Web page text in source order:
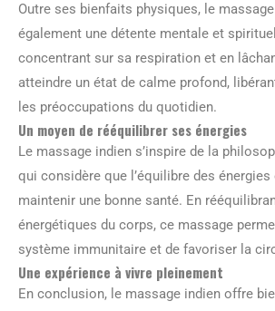
Outre ses bienfaits physiques, le
également une détente mentale et
concentrant sur sa respiration et en
atteindre un état de calme profond,
les préoccupations du quotidien.
Un moyen de rééquilibrer ses énergies
Le massage indien s’inspire de la
qui considère que l’équilibre des
maintenir une bonne santé. En
énergétiques du corps, ce massage
système immunitaire et de favoriser la
Une expérience à vivre pleinement
En conclusion, le massage indien offre